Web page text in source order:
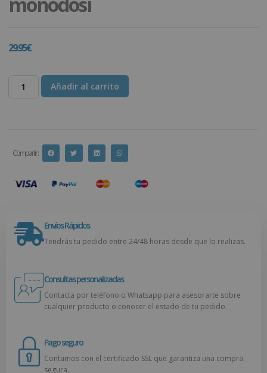
29.95€
Añadir al carrito
Compartir :
Envíos Rápidos
Tendrás tu pedido entre 24/48 horas desde que lo realizas.
Consultas personalizadas
Contacta por teléfono o Whatsapp para asesorarte sobre
cualquier producto o conocer el estado de tu pedido.
Pago seguro
Contamos con el certificado SSL que garantiza una compra
segura.